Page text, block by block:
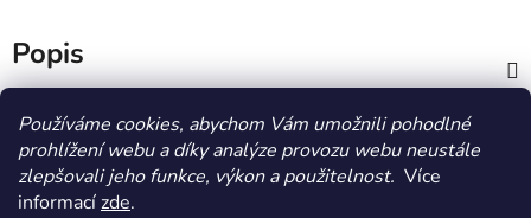
Používáme cookies, abychom Vám umožnili pohodlné
prohlížení webu a díky analýze provozu webu neustále
zlepšovali jeho funkce, výkon a použitelnost. Více
informacízde.
Popis
Diskuze